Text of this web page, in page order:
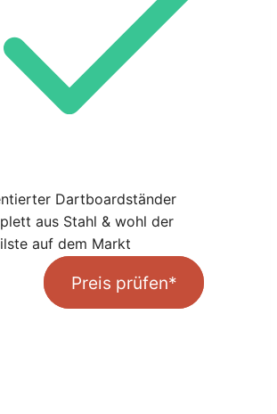
Dartboardständer
aus Stahl & wohl der
auf dem Markt
Preis prüfen*